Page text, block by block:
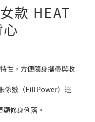
款 HEAT
性，方便隨身攜帶與收
係數（Fill Power）達
修身俐落。